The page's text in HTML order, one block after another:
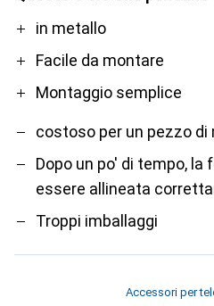
Proin metallo
Facile da montare
Montaggio semplice
Contro
costoso per un pezzo
Dopo un po' di tempo,
essere allineata
Troppi imballaggi
Accessori per